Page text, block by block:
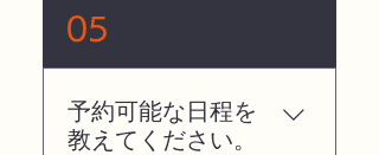
たします。領収書の発行
も承っております。
対応は基本的に私一人で
行なっております。
05
予約可能な日程を
教えてください。